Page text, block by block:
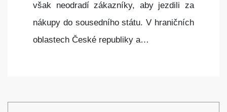
však neodradí zákazníky, aby jezdili za
nákupy do sousedního státu. V hraničních
oblastech České republiky a…